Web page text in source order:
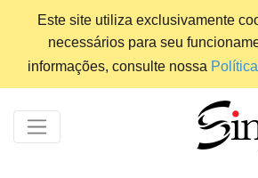
Este site utiliza exclusivamente
necessários para seu
informações, consulte nossa